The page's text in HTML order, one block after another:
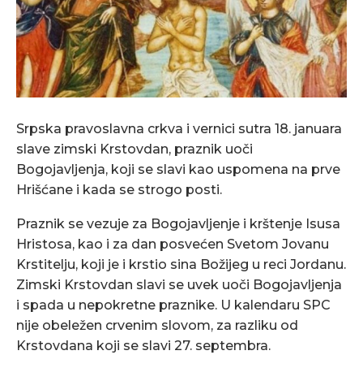
Srpska pravoslavna crkva i vernici sutra 18. januara
slave zimski Krstovdan, praznik uoči
Bogojavljenja, koji se slavi kao uspomena na prve
Hrišćane i kada se strogo posti.
Praznik se vezuje za Bogojavljenje i krštenje Isusa
Hristosa, kao i za dan posvećen Svetom Jovanu
Krstitelju, koji je i krstio sina Božijeg u reci Jordanu.
Zimski Krstovdan slavi se uvek uoči Bogojavljenja
i spada u nepokretne praznike. U kalendaru SPC
nije obeležen crvenim slovom, za razliku od
Krstovdana koji se slavi 27. septembra.